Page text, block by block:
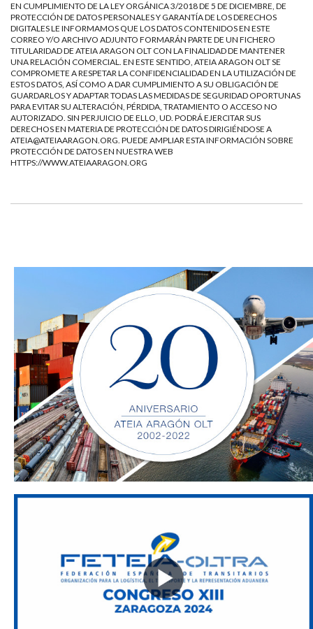
EN CUMPLIMIENTO DE LA LEY ORGÁNICA 3/2018 DE 5 DE DICIEMBRE, DE
PROTECCIÓN DE DATOS PERSONALES Y GARANTÍA DE LOS DERECHOS
DIGITALES LE INFORMAMOS QUE LOS DATOS CONTENIDOS EN ESTE
CORREO Y/O ARCHIVO ADJUNTO FORMARÁN PARTE DE UN FICHERO
TITULARIDAD DE ATEIA ARAGON OLT CON LA FINALIDAD DE MANTENER
UNA RELACIÓN COMERCIAL. EN ESTE SENTIDO, ATEIA ARAGON OLT SE
COMPROMETE A RESPETAR LA CONFIDENCIALIDAD EN LA UTILIZACIÓN DE
ESTOS DATOS, ASÍ COMO A DAR CUMPLIMIENTO A SU OBLIGACIÓN DE
GUARDARLOS Y ADAPTAR TODAS LAS MEDIDAS DE SEGURIDAD OPORTUNAS
PARA EVITAR SU ALTERACIÓN, PÉRDIDA, TRATAMIENTO O ACCESO NO
AUTORIZADO. SIN PERJUICIO DE ELLO, UD. PODRÁ EJERCITAR SUS
DERECHOS EN MATERIA DE PROTECCIÓN DE DATOS DIRIGIÉNDOSE A
ATEIA@ATEIAARAGON.ORG. PUEDE AMPLIAR ESTA INFORMACIÓN SOBRE
PROTECCIÓN DE DATOS EN NUESTRA WEB
HTTPS://WWW.ATEIAARAGON.ORG